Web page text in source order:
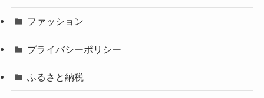
ファッション
プライバシーポリシー
ふるさと納税